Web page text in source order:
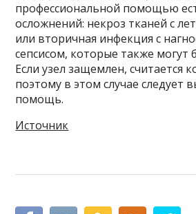
профессиональной помощью
осложнений: некроз тканей с
или вторичная инфекция с
сепсисом, которые также
Если узел защемлен, считается
поэтому в этом случае следует
помощь.
Источник